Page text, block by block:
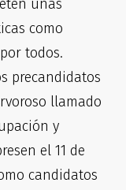
unas
como
todos.
precandidatos
llamado
y
el 11 de
candidatos